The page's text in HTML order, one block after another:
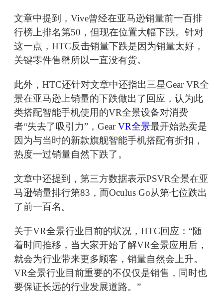
文章中提到，Vive曾经在亚马逊销量前一百排
行榜上排名第50，但现在位置大幅下跌。针对
这一点，HTC反击销量下跌是因为销量太好，
关键零件售罄所以一直没有货。
此外，HTC还针对文章中还指出三星Gear VR全
景在亚马逊上销量的下跌做出了回应，认为此
类搭配智能手机使用的VR全景设备对消费
者“失去了吸引力”，GearVR全景最开始热卖是
因为与当时的新款旗舰智能手机搭配有折扣，
热度一过销量自然下跌了。
文章中还提到，第三方数据表示PSVR全景在亚
马逊销量排行第83，而Oculus Go从第七位跌出
了前一百名。
关于VR全景行业目前的状况，HTC回应：“随
着时间推移，当大家开始了解VR全景应用后，
就会为行业带来更多顾客，销量自然会上升。
VR全景行业目前重要的不仅仅是销售，同时也
要保证长远的行业发展道路。”